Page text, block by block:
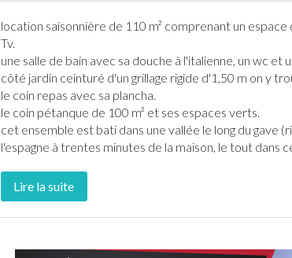
location saisonnière de 110 m² comprenant un
Tv.
une salle de bain avec sa douche à l'italienne, un wc et
côté jardin ceinturé d'un grillage rigide d'1,50 m on y
le coin repas avec sa plancha.
le coin pétanque de 100 m² et ses espaces verts.
cet ensemble est bati dans une vallée le long du gave
l'espagne à trentes minutes de la maison, le tout dans
Lire la suite